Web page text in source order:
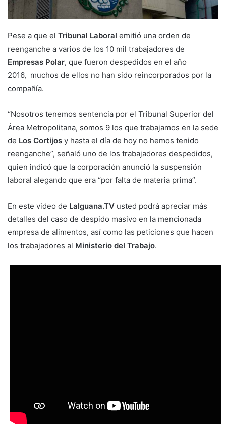
Pese a que el Tribunal Laboral emitió una orden de
reenganche a varios de los 10 mil trabajadores de
Empresas Polar, que fueron despedidos en el año
2016, muchos de ellos no han sido reincorporados por la
compañía.
“Nosotros tenemos sentencia por el Tribunal Superior del
Área Metropolitana, somos 9 los que trabajamos en la sede
de Los Cortijos y hasta el día de hoy no hemos tenido
reenganche”, señaló uno de los trabajadores despedidos,
quien indicó que la corporación anunció la suspensión
laboral alegando que era “por falta de materia prima”.
En este video de LaIguana.TV usted podrá apreciar más
detalles del caso de despido masivo en la mencionada
empresa de alimentos, así como las peticiones que hacen
los trabajadores al Ministerio del Trabajo.